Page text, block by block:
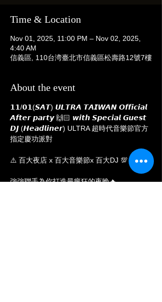
Time & Location
Nov 01, 2025, 11:00 PM – Nov 02, 2025,
4:40 AM
信義區, 110台湾臺北市信義區松壽路12號7樓
About the event
𝟭𝟭/𝟬𝟭(𝙎𝘼𝙏) 𝙐𝙇𝙏𝙍𝘼 𝙏𝘼𝙄𝙒𝘼𝙉 𝙊𝙛𝙛𝙞𝙘𝙞𝙖𝙡
𝘼𝙛𝙩𝙚𝙧 𝙥𝙖𝙧𝙩𝙮 🙌🏻 𝙬𝙞𝙩𝙝 𝙎𝙥𝙚𝙘𝙞𝙖𝙡 𝙂𝙪𝙚𝙨𝙩
𝘿𝙅 (𝙃𝙚𝙖𝙙𝙡𝙞𝙣𝙚𝙧) ULTRA 超時代音樂節官方
指定慶功派對
⚠️ 百大夜店 x 百大音樂節x 百大DJ 💯
強強聯手為你打造最瘋狂的夜晚🔥